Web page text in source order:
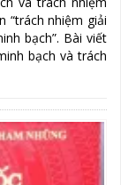
“trách nhiệm giải
bạch”. Bài viết
bạch và trách